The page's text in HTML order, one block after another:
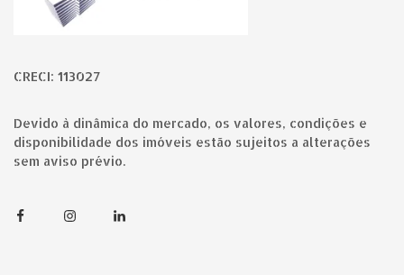
CRECI: 113027
Devido à dinâmica do mercado, os valores, condições e
disponibilidade dos imóveis estão sujeitos a alterações
sem aviso prévio.
FacebookInstagramLinkedin